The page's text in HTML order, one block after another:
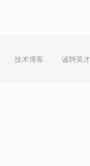
技术博客 诚聘英才